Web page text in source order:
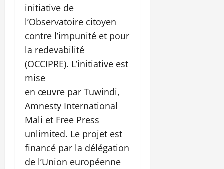
initiative de
l’Observatoire citoyen
contre l’impunité et pour
la redevabilité
(OCCIPRE). L’initiative est
mise
en œuvre par Tuwindi,
Amnesty International
Mali et Free Press
unlimited. Le projet est
financé par la délégation
de l’Union européenne